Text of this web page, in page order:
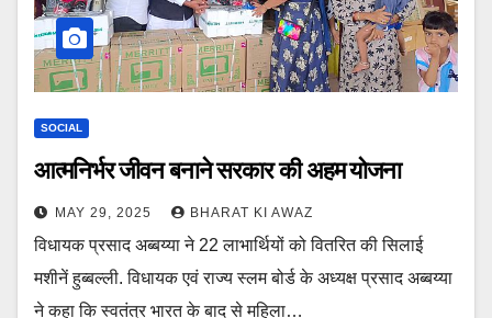
SOCIAL
आत्मनिर्भर जीवन बनाने सरकार की अहम योजना
MAY 29, 2025 BHARAT KI AWAZ
विधायक प्रसाद अब्बय्या ने 22 लाभार्थियों को वितरित की सिलाई
मशीनें हुब्बल्ली. विधायक एवं राज्य स्लम बोर्ड के अध्यक्ष प्रसाद अब्बय्या
ने कहा कि स्वतंत्र भारत के बाद से महिला…